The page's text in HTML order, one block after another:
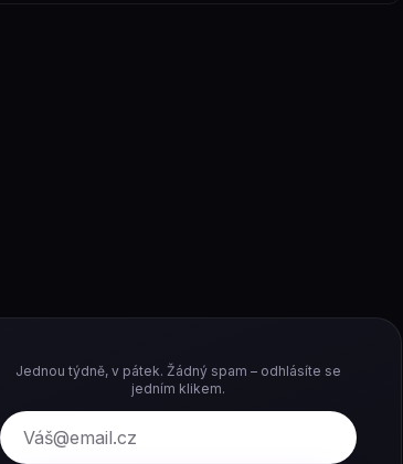
Jednou týdně, v pátek. Žádný spam – odhlásíte se
jedním klikem.
E-mail